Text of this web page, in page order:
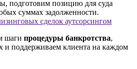
сделок аутсорсингом
шаги процедуры банкротства,
и поддерживаем клиента на каждом